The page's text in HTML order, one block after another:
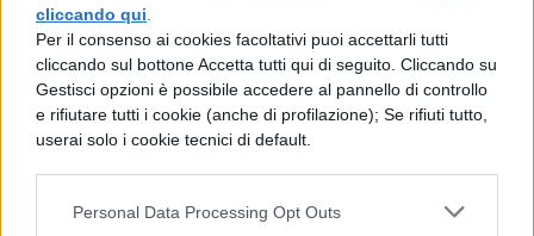
cliccando qui
Per il consenso ai cookies facoltativi puoi accettarli tutti
cliccando sul bottone Accetta tutti qui di seguito. Cliccando su
Gestisci opzioni è possibile accedere al pannello di controllo
e rifiutare tutti i cookie (anche di profilazione); Se rifiuti tutto,
userai solo i cookie tecnici di default.
Personal Data Processing Opt Outs
avete intenzione di recarvi direttamente
presso il Foro Italico. Potrete trovare i
biglietti a prezzi vantaggiosi su Internet,
consultando siti come Viagogo, Sosbiglietti
o direttamente sul sito Internazionali BNL
Roma. Le offerte disponibili su questi siti